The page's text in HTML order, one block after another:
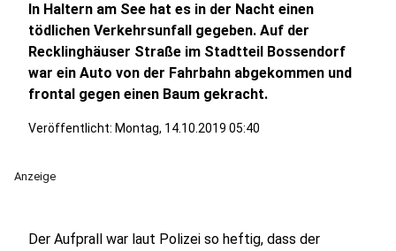
In Haltern am See hat es in der Nacht einen
tödlichen Verkehrsunfall gegeben. Auf der
Recklinghäuser Straße im Stadtteil Bossendorf
war ein Auto von der Fahrbahn abgekommen und
frontal gegen einen Baum gekracht.
Veröffentlicht: Montag, 14.10.2019 05:40
Anzeige
Der Aufprall war laut Polizei so heftig, dass der